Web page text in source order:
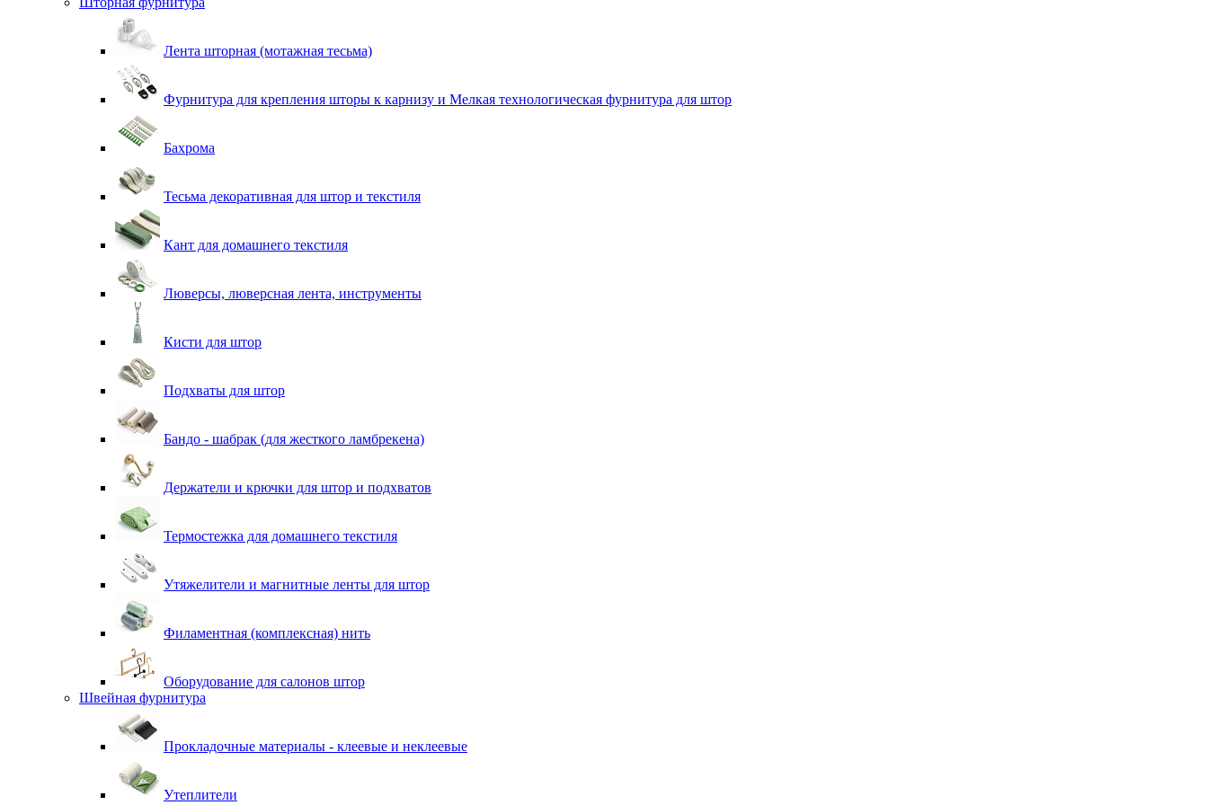
Лента шторная (мотажная тесьма)
Фурнитура для крепления шторы к карнизу и Мелкая технологическая фурнитура для штор
Бахрома
Тесьма декоративная для штор и текстиля
Кант для домашнего текстиля
Люверсы, люверсная лента, инструменты
Кисти для штор
Подхваты для штор
Бандо - шабрак (для жесткого ламбрекена)
Держатели и крючки для штор и подхватов
Термостежка для домашнего текстиля
Утяжелители и магнитные ленты для штор
Филаментная (комплексная) нить
Оборудование для салонов штор
Швейная фурнитура
Прокладочные материалы - клеевые и неклеевые
Утеплители